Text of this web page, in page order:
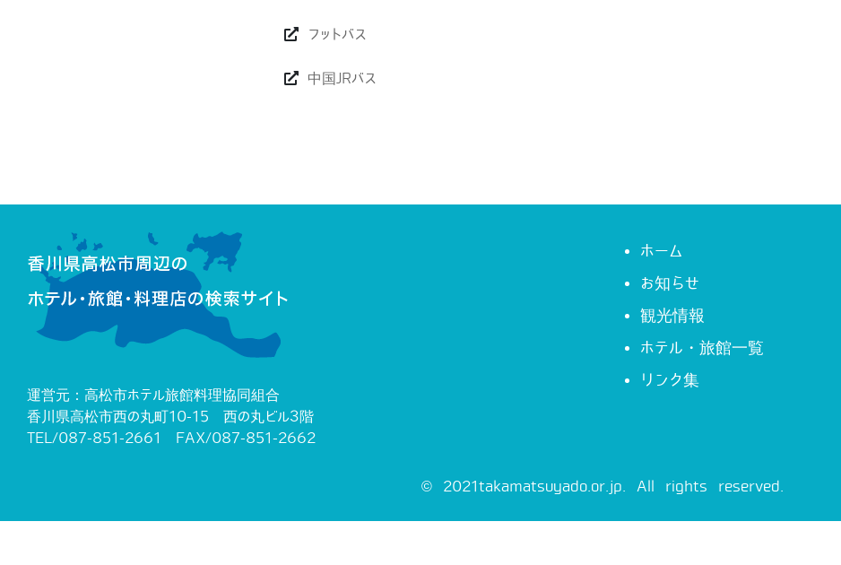
フットバス
中国JRバス
運営元：高松市ホテル旅館料理協同組合
香川県高松市西の丸町10-15 西の丸ビル3階
TEL/087-851-2661 FAX/087-851-2662
ホーム
お知らせ
観光情報
ホテル・旅館一覧
リンク集
© 2021takamatsuyado.or.jp. All rights reserved.